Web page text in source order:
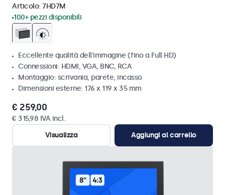
Articolo: 7HD7M
100+ pezzi disponibili
Eccellente qualità dell'immagine (fino a Full HD)
Connessioni: HDMI, VGA, BNC, RCA
Montaggio: scrivania, parete, incasso
Dimensioni esterne: 176 x 119 x 35 mm
€ 259,00
€ 315,98 IVA incl.
Visualizza
Aggiungi al carrello